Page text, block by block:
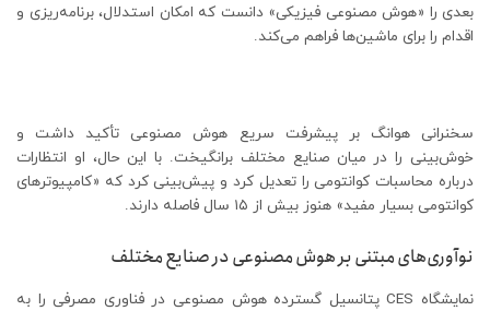
بعدی را «هوش مصنوعی فیزیکی» دانست که امکان استدلال، برنامه‌ریزی و
اقدام را برای ماشین‌ها فراهم می‌کند.
سخنرانی هوانگ بر پیشرفت سریع هوش مصنوعی تأکید داشت و
خوش‌بینی را در میان صنایع مختلف برانگیخت. با این حال، او انتظارات
درباره محاسبات کوانتومی را تعدیل کرد و پیش‌بینی کرد که «کامپیوترهای
کوانتومی بسیار مفید» هنوز بیش از ۱۵ سال فاصله دارند.
نوآوری‌های مبتنی بر هوش مصنوعی در صنایع مختلف
نمایشگاه CES پتانسیل گسترده هوش مصنوعی در فناوری مصرفی را به